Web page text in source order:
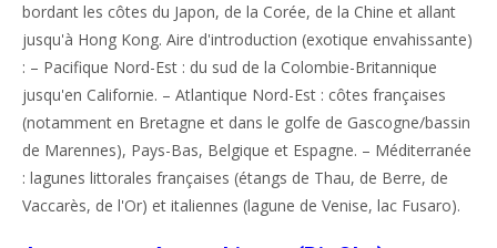
bordant les côtes du Japon, de la Corée, de la Chine et allant
jusqu'à Hong Kong. Aire d'introduction (exotique envahissante)
: – Pacifique Nord-Est : du sud de la Colombie-Britannique
jusqu'en Californie. – Atlantique Nord-Est : côtes françaises
(notamment en Bretagne et dans le golfe de Gascogne/bassin
de Marennes), Pays-Bas, Belgique et Espagne. – Méditerranée
: lagunes littorales françaises (étangs de Thau, de Berre, de
Vaccarès, de l'Or) et italiennes (lagune de Venise, lac Fusaro).